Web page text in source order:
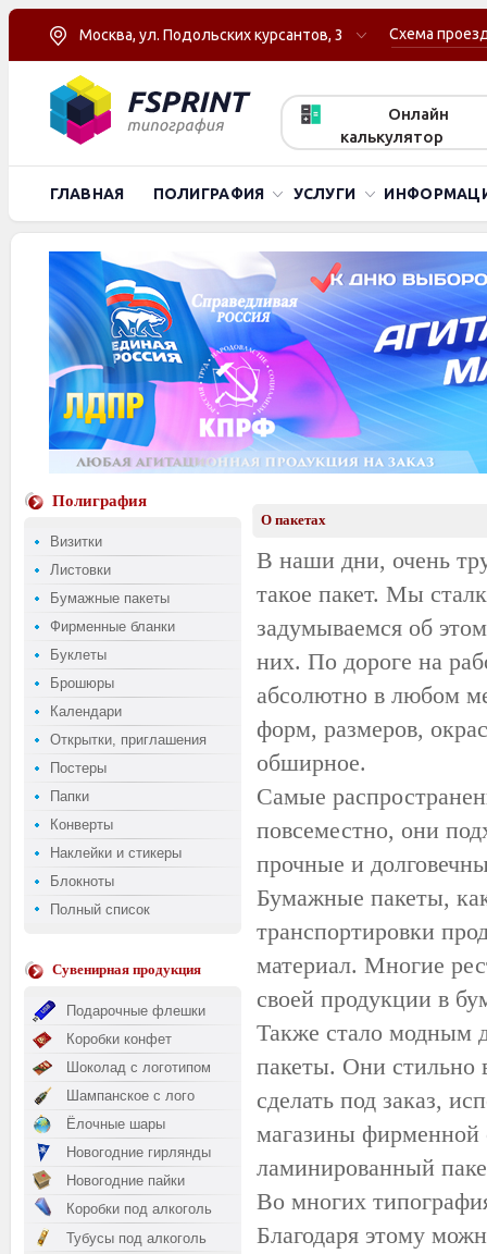
Москва, ул. Подольских курсантов, 3 Схема
Онлайн
калькулятор
ГЛАВНАЯ ПОЛИГРАФИЯ УСЛУГИ
Полиграфия
Визитки
Листовки
Бумажные пакеты
Фирменные бланки
Буклеты
Брошюры
Календари
Открытки, приглашения
Постеры
Папки
Конверты
Наклейки и стикеры
Блокноты
Полный список
Сувенирная продукция
Подарочные флешки
Коробки конфет
Шоколад с логотипом
Шампанское с лого
Ёлочные шары
Новогодние гирлянды
Новогодние пайки
Коробки под алкоголь
Тубусы под алкоголь
О пакетах
В наши дни, очень
такое пакет. Мы
задумываемся об
них. По дороге на
абсолютно в любом
форм, размеров,
обширное.
Самые
повсеместно, они
прочные и
Бумажные пакеты,
транспортировки
материал. Многие
своей продукции в
Также стало модным
пакеты. Они стильно
сделать под заказ,
магазины фирменной
ламинированный
Во многих
Благодаря этому